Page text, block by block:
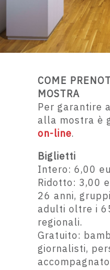
COME
MOSTRA
Per garantire
alla mostra è
on-line.
Biglietti
Intero: 6,00
Ridotto: 3,00
26 anni,
adulti oltre i
regionali.
Gratuito:
giornalisti,